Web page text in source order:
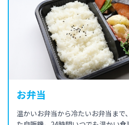
お弁当
温かいお弁当から冷たいお弁当まで